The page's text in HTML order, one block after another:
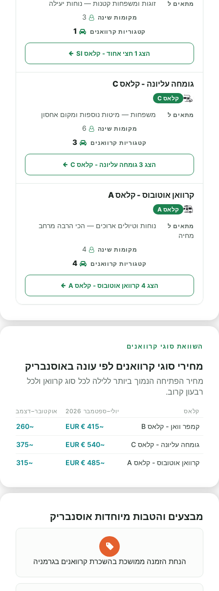
זוגות ומשפחות קטנות — נוחות יעילה
3
1
הצג 1 חצי אחוד - קלאס SI
גומחה עליונה - קלאס C
קלאס C
משפחות — מיטות נוספות ומקום אחסון
6
3
הצג 3 גומחה עליונה - קלאס C
קרוואן אוטובוס - קלאס A
קלאס A
נוחות וטיולים ארוכים — הכי הרבה מרחב
מחיה
4
4
הצג 4 קרוואן אוטובוס - קלאס A
השוואת סוגי קרוואנים
מחירי סוגי קרוואנים לפי עונה באוסנבריק
מחיר הפתיחה הנמוך ביותר ללילה לכל סוג קרוואן ולכל
רבעון קרוב.
קלאס יולי–ספטמבר 2026 אוקטובר–דצמבר 2026
קמפר וואן - קלאס B ~415 € EUR
~260 € EUR
גומחה עליונה - קלאס C ~540 € EUR
~375 € EUR
קרוואן אוטובוס - קלאס A ~485 € EUR
~315 € EUR
מבצעים והטבות מיוחדות אוסנבריק
הנחת הזמנה ממושכת בהשכרת קרוואנים בגרמניה